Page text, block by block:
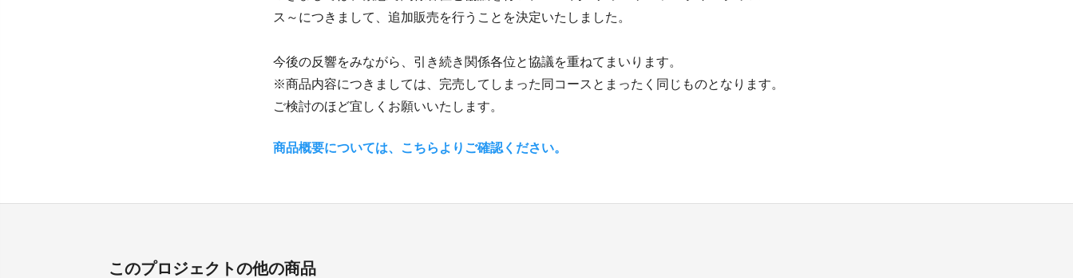
ス～につきまして、追加販売を行うことを決定いたしました。
今後の反響をみながら、引き続き関係各位と協議を重ねてまいります。
※商品内容につきましては、完売してしまった同コースとまったく同じものとなります。
ご検討のほど宜しくお願いいたします。
商品概要については、こちらよりご確認ください。
このプロジェクトの他の商品